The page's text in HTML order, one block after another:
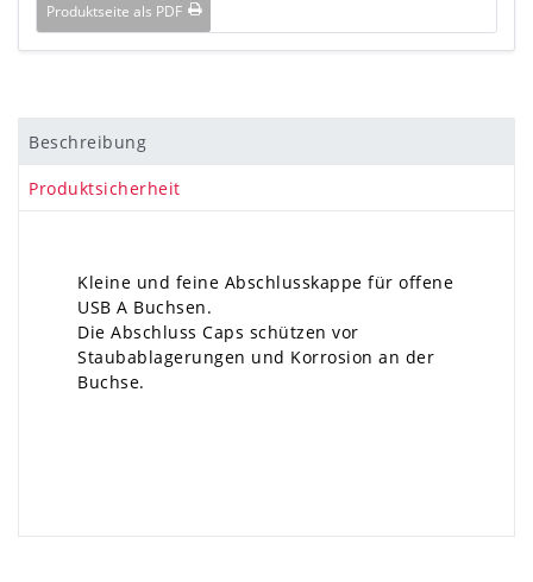
Produktseite als PDF
Beschreibung
Produktsicherheit
Kleine und feine Abschlusskappe für offene
USB A Buchsen.
Die Abschluss Caps schützen vor
Staubablagerungen und Korrosion an der
Buchse.